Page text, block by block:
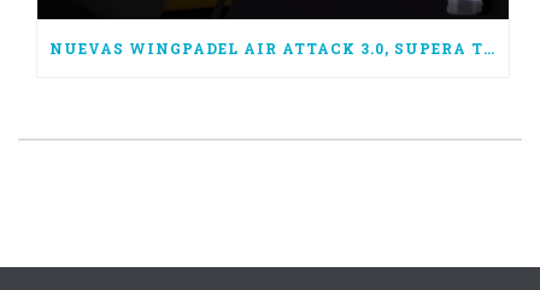
NUEVAS WINGPADEL AIR ATTACK 3.0, SUPERA TUS LÍMITES